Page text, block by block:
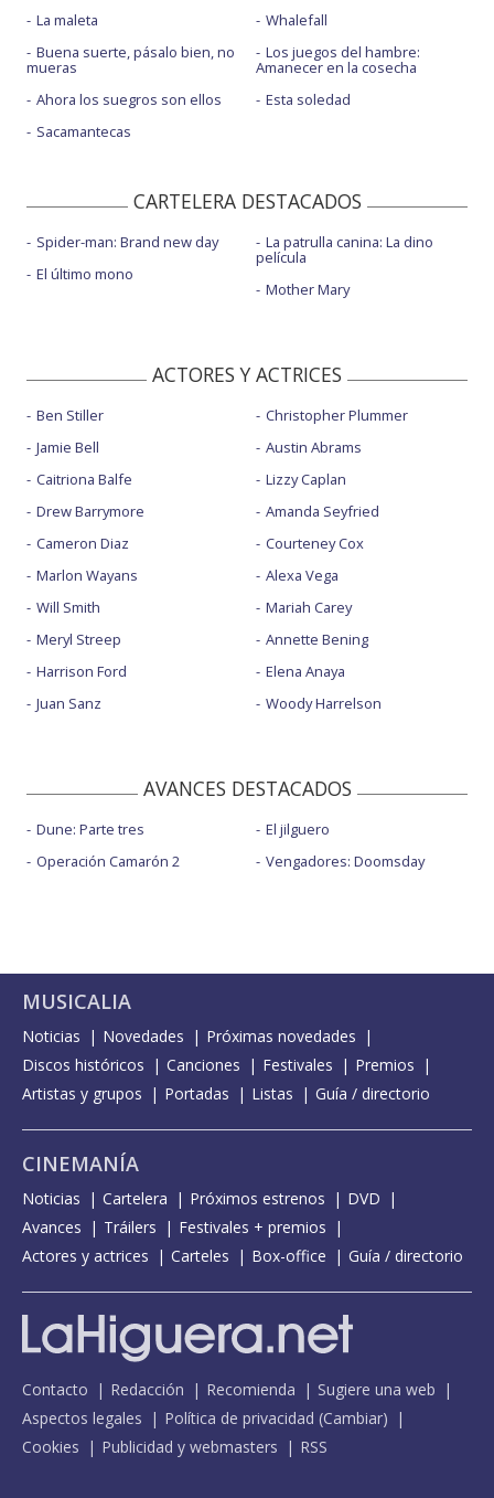
La maleta
Buena suerte, pásalo bien, no
mueras
Ahora los suegros son ellos
Sacamantecas
Whalefall
Los juegos del hambre:
Amanecer en la cosecha
Esta soledad
CARTELERA DESTACADOS
Spider-man: Brand new day
El último mono
La patrulla canina: La dino
película
Mother Mary
ACTORES Y ACTRICES
Ben Stiller
Jamie Bell
Caitriona Balfe
Drew Barrymore
Cameron Diaz
Marlon Wayans
Will Smith
Meryl Streep
Harrison Ford
Juan Sanz
Christopher Plummer
Austin Abrams
Lizzy Caplan
Amanda Seyfried
Courteney Cox
Alexa Vega
Mariah Carey
Annette Bening
Elena Anaya
Woody Harrelson
AVANCES DESTACADOS
Dune: Parte tres
Operación Camarón 2
El jilguero
Vengadores: Doomsday
MUSICALIA
Noticias Novedades
Próximas novedades
Discos históricos
Canciones Festivales
Premios
Artistas y grupos
Portadas Listas Guía / directorio
CINEMANÍA
Noticias Cartelera Próximos estrenos
DVD
Avances
Tráilers
Festivales + premios
Actores y actrices
Carteles Box-office Guía / directorio
Contacto Redacción Recomienda
Sugiere una web
Aspectos legales
Política de privacidad (Cambiar)
Cookies
Publicidad y webmasters RSS